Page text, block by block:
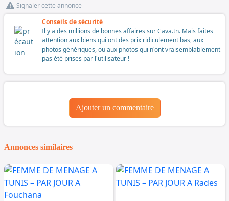
Signaler cette annonce
Conseils de sécurité
Il y a des millions de bonnes affaires sur Cava.tn. Mais faites
attention aux biens qui ont des prix ridiculement bas, aux
photos génériques, ou aux photos qui n'ont vraisemblablement
pas été prises par l'utilisateur !
Ajouter un commentaire
Annonces similaires